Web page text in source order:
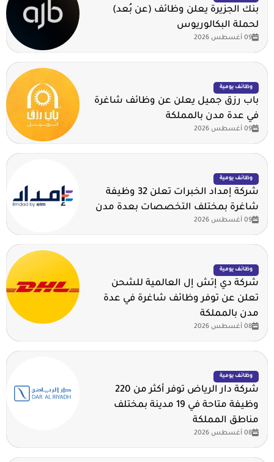
بنك الجزيرة يعلن وظائف (عن بُعد)
لحملة البكالوريوس
09 أغسطس 2026
وظائف يومية
باب رزق جميل يعلن عن وظائف شاغرة
في عدة مدن بالمملكة
09 أغسطس 2026
وظائف يومية
شركة إمداد الخبرات تعلن 32 وظيفة
شاغرة بمختلف التخصصات بعدة مدن
09 أغسطس 2026
وظائف يومية
شركة دي إتش إل العالمية للشحن
تعلن عن توفر وظائف شاغرة في عدة
مدن بالمملكة
08 أغسطس 2026
وظائف يومية
شركة دار الرياض توفر أكثر من 220
وظيفة متاحة في 19 مدينة بمختلف
مناطق المملكة
08 أغسطس 2026